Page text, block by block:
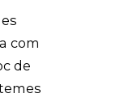
com
de